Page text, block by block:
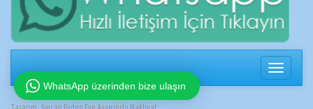
değiştir
WhatsApp üzerinden bize ulaşın